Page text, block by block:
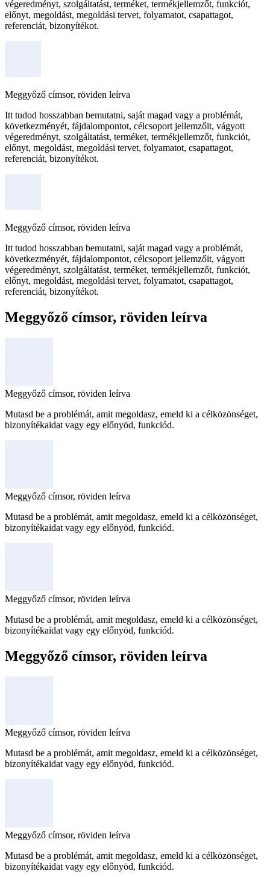
végeredményt, szolgáltatást, terméket, termékjellemzőt, funkciót,
előnyt, megoldást, megoldási tervet, folyamatot, csapattagot,
referenciát, bizonyítékot.
Meggyőző címsor, röviden leírva
Itt tudod hosszabban bemutatni, saját magad vagy a problémát,
következményét, fájdalompontot, célcsoport jellemzőit, vágyott
végeredményt, szolgáltatást, terméket, termékjellemzőt, funkciót,
előnyt, megoldást, megoldási tervet, folyamatot, csapattagot,
referenciát, bizonyítékot.
Meggyőző címsor, röviden leírva
Itt tudod hosszabban bemutatni, saját magad vagy a problémát,
következményét, fájdalompontot, célcsoport jellemzőit, vágyott
végeredményt, szolgáltatást, terméket, termékjellemzőt, funkciót,
előnyt, megoldást, megoldási tervet, folyamatot, csapattagot,
referenciát, bizonyítékot.
Meggyőző címsor, röviden leírva
Meggyőző címsor, röviden leírva
Mutasd be a problémát, amit megoldasz, emeld ki a célközönséget,
bizonyítékaidat vagy egy előnyöd, funkciód.
Meggyőző címsor, röviden leírva
Mutasd be a problémát, amit megoldasz, emeld ki a célközönséget,
bizonyítékaidat vagy egy előnyöd, funkciód.
Meggyőző címsor, röviden leírva
Mutasd be a problémát, amit megoldasz, emeld ki a célközönséget,
bizonyítékaidat vagy egy előnyöd, funkciód.
Meggyőző címsor, röviden leírva
Meggyőző címsor, röviden leírva
Mutasd be a problémát, amit megoldasz, emeld ki a célközönséget,
bizonyítékaidat vagy egy előnyöd, funkciód.
Meggyőző címsor, röviden leírva
Mutasd be a problémát, amit megoldasz, emeld ki a célközönséget,
bizonyítékaidat vagy egy előnyöd, funkciód.